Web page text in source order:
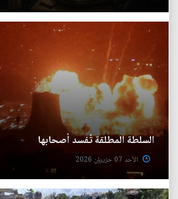
السلطة المطلقة تُفسد أصحابها
الأحد 07 حزيران 2026